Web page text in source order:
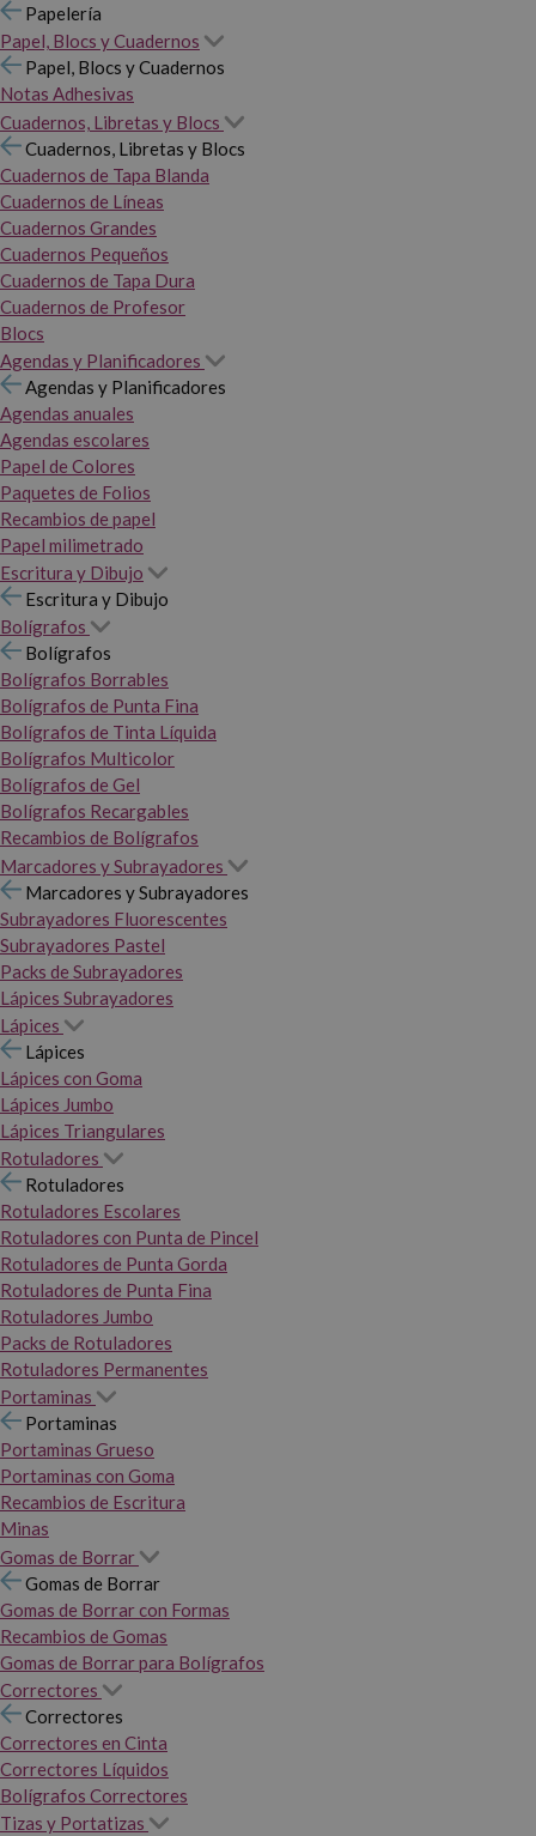
Papelería
Papel, Blocs y Cuadernos
Papel, Blocs y Cuadernos
Notas Adhesivas
Cuadernos, Libretas y Blocs
Cuadernos, Libretas y Blocs
Cuadernos de Tapa Blanda
Cuadernos de Líneas
Cuadernos Grandes
Cuadernos Pequeños
Cuadernos de Tapa Dura
Cuadernos de Profesor
Blocs
Agendas y Planificadores
Agendas y Planificadores
Agendas anuales
Agendas escolares
Papel de Colores
Paquetes de Folios
Recambios de papel
Papel milimetrado
Escritura y Dibujo
Escritura y Dibujo
Bolígrafos
Bolígrafos
Bolígrafos Borrables
Bolígrafos de Punta Fina
Bolígrafos de Tinta Líquida
Bolígrafos Multicolor
Bolígrafos de Gel
Bolígrafos Recargables
Recambios de Bolígrafos
Marcadores y Subrayadores
Marcadores y Subrayadores
Subrayadores Fluorescentes
Subrayadores Pastel
Packs de Subrayadores
Lápices Subrayadores
Lápices
Lápices
Lápices con Goma
Lápices Jumbo
Lápices Triangulares
Rotuladores
Rotuladores
Rotuladores Escolares
Rotuladores con Punta de Pincel
Rotuladores de Punta Gorda
Rotuladores de Punta Fina
Rotuladores Jumbo
Packs de Rotuladores
Rotuladores Permanentes
Portaminas
Portaminas
Portaminas Grueso
Portaminas con Goma
Recambios de Escritura
Minas
Gomas de Borrar
Gomas de Borrar
Gomas de Borrar con Formas
Recambios de Gomas
Gomas de Borrar para Bolígrafos
Correctores
Correctores
Correctores en Cinta
Correctores Líquidos
Bolígrafos Correctores
Tizas y Portatizas